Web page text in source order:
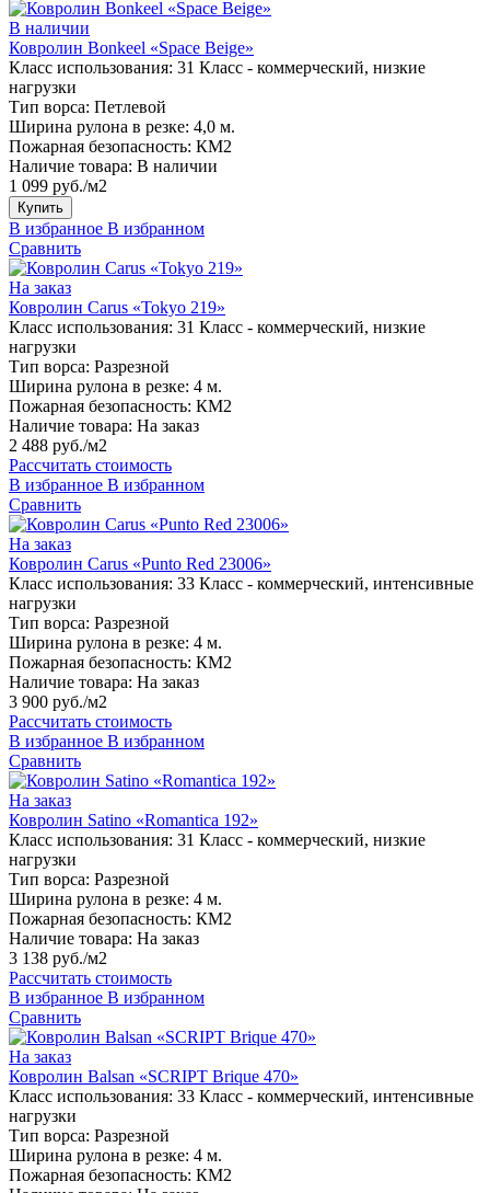
В наличии
Ковролин Bonkeel «Space Beige»
Класс использования: 31 Класс - коммерческий, низкие
нагрузки
Тип ворса: Петлевой
Ширина рулона в резке: 4,0 м.
Пожарная безопасность: КМ2
Наличие товара: В наличии
1 099 руб./м2
Купить
В избранное В избранном
Сравнить
На заказ
Ковролин Carus «Tokyo 219»
Класс использования: 31 Класс - коммерческий, низкие
нагрузки
Тип ворса: Разрезной
Ширина рулона в резке: 4 м.
Пожарная безопасность: КМ2
Наличие товара: На заказ
2 488 руб./м2
Рассчитать стоимость
В избранное В избранном
Сравнить
На заказ
Ковролин Carus «Punto Red 23006»
Класс использования: 33 Класс - коммерческий, интенсивные
нагрузки
Тип ворса: Разрезной
Ширина рулона в резке: 4 м.
Пожарная безопасность: КМ2
Наличие товара: На заказ
3 900 руб./м2
Рассчитать стоимость
В избранное В избранном
Сравнить
На заказ
Ковролин Satino «Romantica 192»
Класс использования: 31 Класс - коммерческий, низкие
нагрузки
Тип ворса: Разрезной
Ширина рулона в резке: 4 м.
Пожарная безопасность: КМ2
Наличие товара: На заказ
3 138 руб./м2
Рассчитать стоимость
В избранное В избранном
Сравнить
На заказ
Ковролин Balsan «SCRIPT Brique 470»
Класс использования: 33 Класс - коммерческий, интенсивные
нагрузки
Тип ворса: Разрезной
Ширина рулона в резке: 4 м.
Пожарная безопасность: КМ2